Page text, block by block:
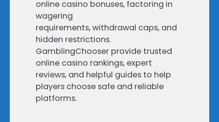
online casino bonuses, factoring in
wagering
requirements, withdrawal caps, and
hidden restrictions.
GamblingChooser provide trusted
online casino rankings, expert
reviews, and helpful guides to help
players choose safe and reliable
platforms.